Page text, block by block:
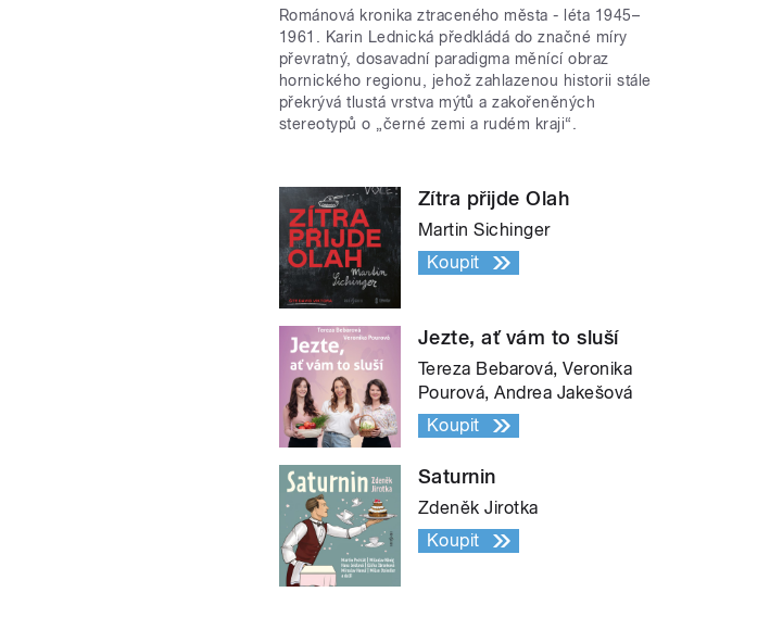
Románová kronika ztraceného města - léta 1945–
1961. Karin Lednická předkládá do značné míry
převratný, dosavadní paradigma měnící obraz
hornického regionu, jehož zahlazenou historii stále
překrývá tlustá vrstva mýtů a zakořeněných
stereotypů o „černé zemi a rudém kraji“.
Zítra přijde Olah
Martin Sichinger
Koupit
Jezte, ať vám to sluší
Tereza Bebarová, Veronika
Pourová, Andrea Jakešová
Koupit
Saturnin
Zdeněk Jirotka
Koupit